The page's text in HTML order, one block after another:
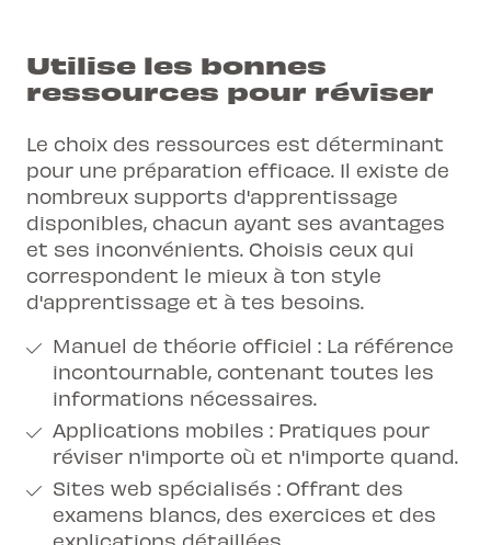
Utilise les bonnes
ressources pour réviser
Le choix des ressources est déterminant
pour une préparation efficace. Il existe de
nombreux supports d'apprentissage
disponibles, chacun ayant ses avantages
et ses inconvénients. Choisis ceux qui
correspondent le mieux à ton style
d'apprentissage et à tes besoins.
Manuel de théorie officiel : La référence
incontournable, contenant toutes les
informations nécessaires.
Applications mobiles : Pratiques pour
réviser n'importe où et n'importe quand.
Sites web spécialisés : Offrant des
examens blancs, des exercices et des
explications détaillées.